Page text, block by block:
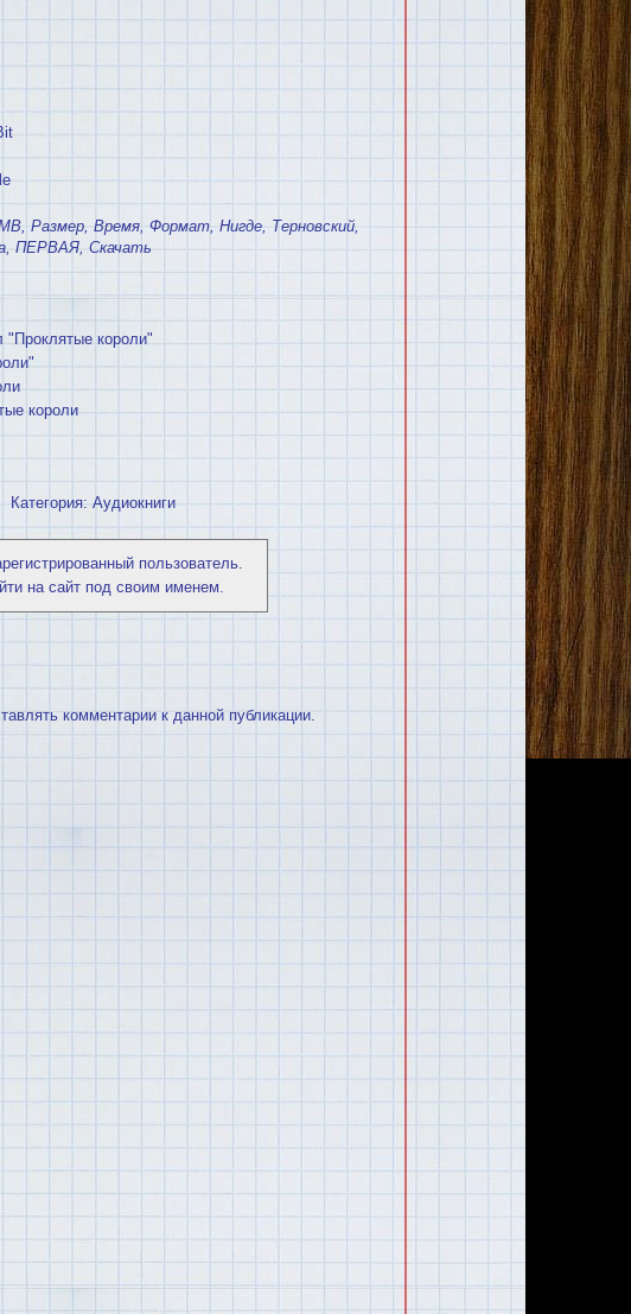
, Размер, Время, Формат, Нигде, Терновский,
, ПЕРВАЯ, Скачать
короли"
короли
Категория: Аудиокниги
пользователь.
на сайт под своим именем.
комментарии к данной публикации.